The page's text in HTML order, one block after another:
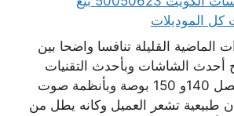
كل الموديلات
الماضية القليلة تنافسا واضحا بين
أحدث الشاشات وبأحدث التقنيات
وبأحجام متنوعة تصل 140و 150 بوصة وبأنظمة صوت
طبيعية تشعر العميل وكانه يطل من